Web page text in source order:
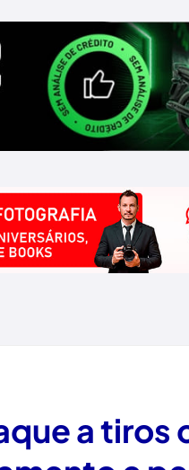
a tiros